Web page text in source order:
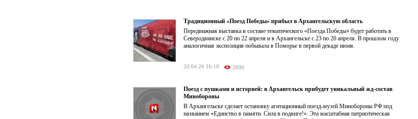
Традиционный «Поезд Победы» прибыл в Архангельскую область
Передвижная выставка в составе тематического «Поезда Победы» будет работать в
Северодвинске с 20 по 22 апреля и в Архангельске с 23 по 26 апреля. В прошлом году
аналогичная экспозиция побывала в Поморье в первой декаде июня.
20.04.26 16:10 2690
Поезд с пушками и историей: в Архангельск прибудет уникальный жд-состав
Минобороны
В Архангельске сделает остановку агитационный поезд-музей Минобороны РФ под
названием «Единство в памяти. Сила в подвиге!». Эта масштабная патриотическая